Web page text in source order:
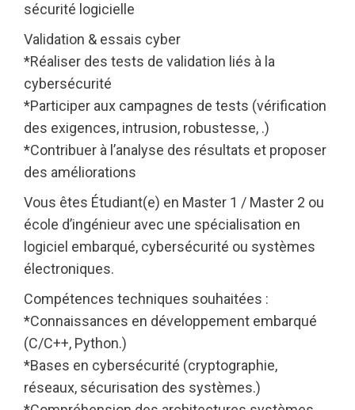
sécurité logicielle
Validation & essais cyber
*Réaliser des tests de validation liés à la
cybersécurité
*Participer aux campagnes de tests (vérification
des exigences, intrusion, robustesse, .)
*Contribuer à l’analyse des résultats et proposer
des améliorations
Vous êtes Étudiant(e) en Master 1 / Master 2 ou
école d’ingénieur avec une spécialisation en
logiciel embarqué, cybersécurité ou systèmes
électroniques.
Compétences techniques souhaitées :
*Connaissances en développement embarqué
(C/C++, Python.)
*Bases en cybersécurité (cryptographie,
réseaux, sécurisation des systèmes.)